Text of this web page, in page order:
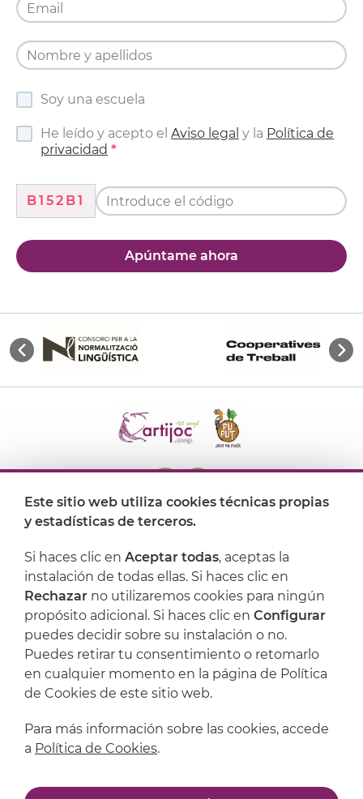
Soy una escuela
He leído y acepto el Aviso legal y la Política de
privacidad
B152B1
Apúntame ahora
Dónde encontrarnos
Artijoc
Soporte
Este sitio web utiliza cookies técnicas propias
y estadísticas de terceros.
Si haces clic en Aceptar todas, aceptas la
instalación de todas ellas. Si haces clic en
Rechazar no utilizaremos cookies para ningún
propósito adicional. Si haces clic en Configurar
puedes decidir sobre su instalación o no.
Puedes retirar tu consentimiento o retomarlo
en cualquier momento en la página de Política
de Cookies de este sitio web.
Para más información sobre las cookies, accede
a Política de Cookies.